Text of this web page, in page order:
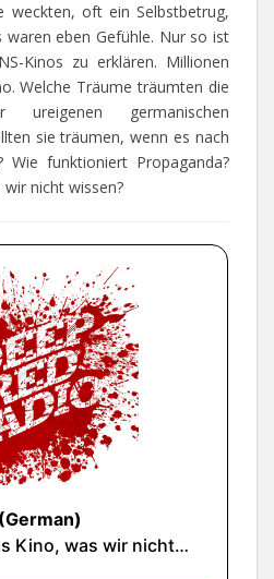
weckten, oft ein Selbstbetrug,
waren eben Gefühle. Nur so ist
Kinos zu erklären. Millionen
Welche Träume träumten die
germanischen
sie träumen, wenn es nach
Wie funktioniert Propaganda?
nicht wissen?